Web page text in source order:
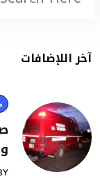
آخر اللإضافات